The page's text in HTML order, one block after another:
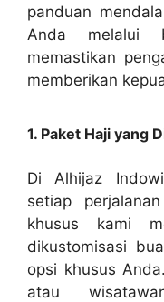
panduan
Anda melalui
memastikan
memberikan
1. Paket Haji yang
Di Alhijaz
setiap
khusus kami
dikustomisasi
opsi khusus
atau